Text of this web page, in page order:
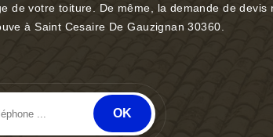
de votre toiture. De même, la demande de devis
à Saint Cesaire De Gauzignan 30360.